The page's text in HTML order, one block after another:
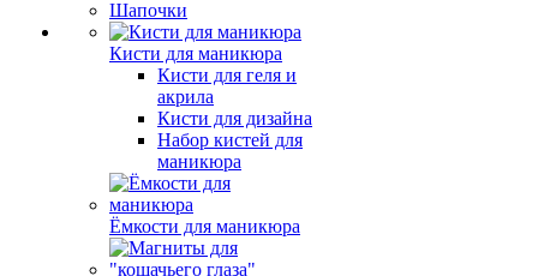
Шапочки
Кисти для маникюра
Кисти для геля и
акрила
Кисти для дизайна
Набор кистей для
маникюра
Ёмкости для маникюра